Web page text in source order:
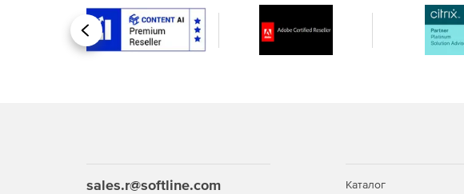
Назад
sales.r@softline.com Каталог